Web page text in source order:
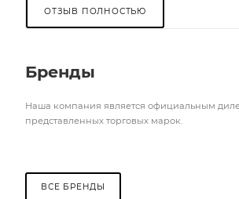
ОТЗЫВ ПОЛНОСТЬЮ
Бренды
Наша компания является официальным
представленных торговых марок.
ВСЕ БРЕНДЫ